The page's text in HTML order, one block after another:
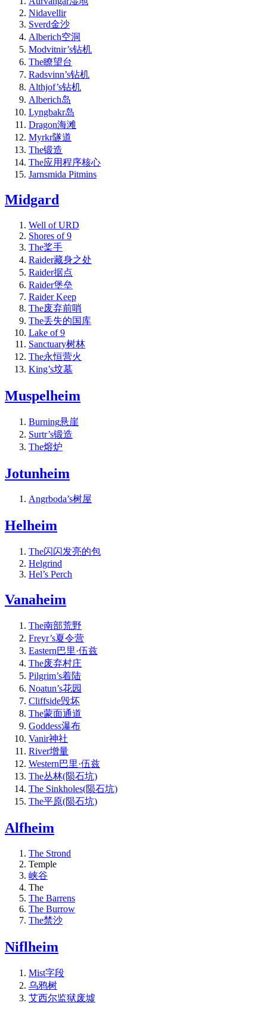
Nidavellir
Sverd金沙
Alberich空洞
Modvitnir’s钻机
The瞭望台
Radsvinn’s钻机
Althjof’s钻机
Alberich岛
Lyngbakr岛
Dragon海滩
Myrkr隧道
The锻造
The应用程序核心
Jarnsmida Pitmins
Midgard
Well of URD
Shores of 9
The桨手
Raider藏身之处
Raider据点
Raider堡垒
Raider Keep
The废弃前哨
The丢失的国库
Lake of 9
Sanctuary树林
The永恒营火
King’s坟墓
Muspelheim
Burning悬崖
Surtr’s锻造
The熔炉
Jotunheim
Angrboda’s树屋
Helheim
The闪闪发亮的包
Helgrind
Hel’s Perch
Vanaheim
The南部荒野
Freyr’s夏令营
Eastern巴里·伍兹
The废弃村庄
Pilgrim’s着陆
Noatun’s花园
Cliffside毁坏
The蒙面通道
Goddess瀑布
Vanir神社
River增量
Western巴里·伍兹
The丛林(陨石坑)
The Sinkholes(陨石坑)
The平原(陨石坑)
Alfheim
The Strond
Temple
峡谷
The
The Barrens
The Burrow
The禁沙
Niflheim
Mist字段
乌鸦树
艾西尔监狱废墟